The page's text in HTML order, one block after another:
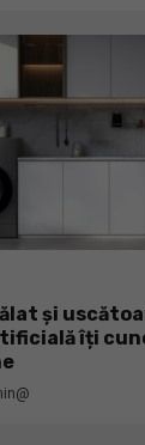
și
îți